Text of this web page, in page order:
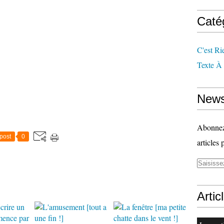
0
C'est
Texte
articles